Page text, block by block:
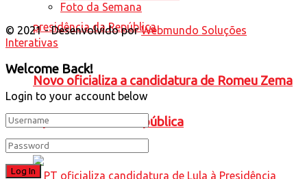
Novo oficializa a candidatura de Romeu Zema
à presidência da República
Foto da Semana
© 2021 - Desenvolvido porWebmundo Soluções
Interativas
Welcome Back!
Login to your account below